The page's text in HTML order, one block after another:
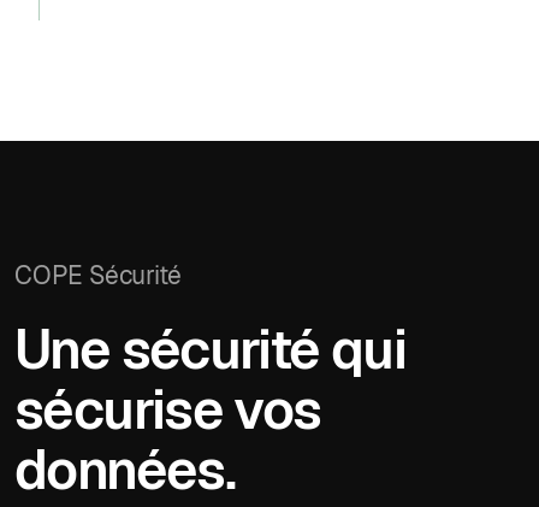
COPE Sécurité
Une sécurité qui
sécurise vos
données.